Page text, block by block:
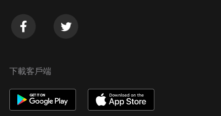
下載客戶端